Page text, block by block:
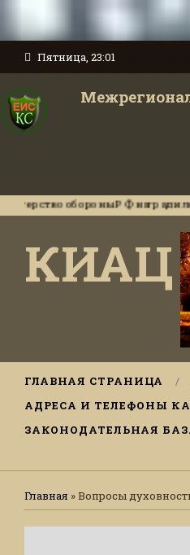
Пятница, 23:01
обороны РФ наградило
КИАЦ
ГЛАВНАЯ СТРАНИЦА
АДРЕСА И ТЕЛЕФОНЫ
ЗАКОНОДАТЕЛЬНАЯ
Главная »Вопросы